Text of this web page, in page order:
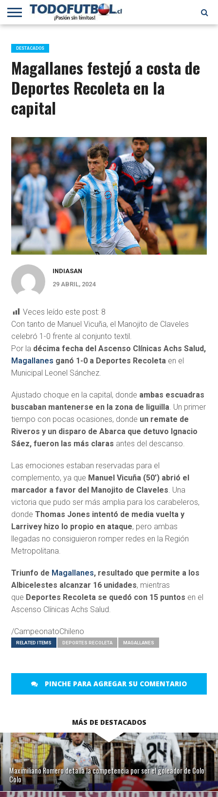
PRIMERA
B
SELECCIÓN
CHILENA
CHILENOS
EN EL
MUNDO
FÚTBOL
INTERNACIONAL
DESTACADOS
Magallanes festejó a costa de
Deportes Recoleta en la
capital
INDIASAN
29 ABRIL, 2024
Veces leído este post: 8
Con tanto de Manuel Vicuña, el Manojito de Claveles
celebró 1-0 frente al conjunto textil.
Por la décima fecha del Ascenso Clínicas Achs Salud,
Magallanes ganó 1-0 a Deportes Recoletaen el
Municipal Leonel Sánchez.
Ajustado choque en la capital, donde ambas escuadras
buscaban mantenerse en la zona de liguilla. Un primer
tiempo con pocas ocasiones, donde un remate de
Riveros y un disparo de Abarca que detuvo Ignacio
Sáez, fueron las más claras antes del descanso.
Las emociones estaban reservadas para el
complemento, ya que Manuel Vicuña (50’) abrió el
marcador a favor del Manojito de Claveles. Una
victoria que pudo ser más amplia para los carabeleros,
donde Thomas Jones intentó de media vuelta y
Larrivey hizo lo propio en ataque, pero ambas
llegadas no consiguieron romper redes en la Región
Metropolitana.
Triunfo de Magallanes, resultado que permite a los
Albicelestes alcanzar 16 unidades, mientras
que Deportes Recoleta se quedó con 15 puntos en el
Ascenso Clínicas Achs Salud.
/CampeonatoChileno
RELATED ITEMS DEPORTES RECOLETA MAGALLANES
PINCHE PARA AGREGAR SU COMENTARIO
MÁS DE DESTACADOS
Maximiliano Romero detalla la competencia por ser el goleador de Colo
Colo